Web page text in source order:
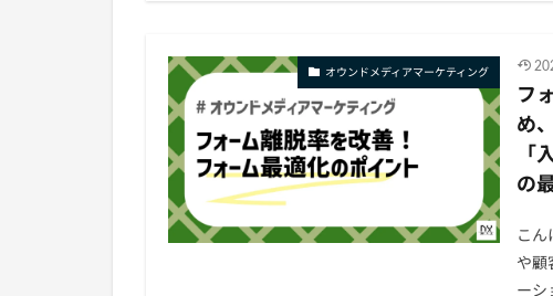
オウンドメディアマーケティング
フ
め
「
の
こん
や顧
ーシ